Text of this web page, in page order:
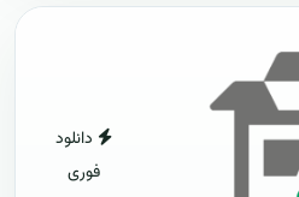
دانلود
فوری